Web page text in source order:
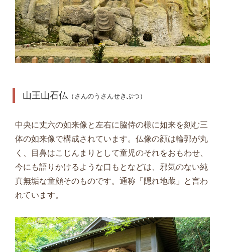
山王山石仏 （さんのうさんせきぶつ）
中央に丈六の如来像と左右に脇侍の様に如来を刻む三
体の如来像で構成されています。仏像の顔は輪郭が丸
く、目鼻はこじんまりとして童児のそれをおもわせ、
今にも語りかけるような口もとなどは、邪気のない純
真無垢な童顔そのものです。通称「隠れ地蔵」と言わ
れています。